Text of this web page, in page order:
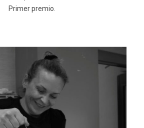
Primer premio.